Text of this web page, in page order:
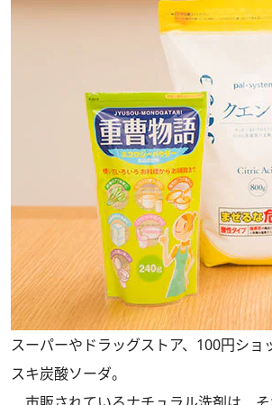
スーパーやドラッグストア、100円シ
スキ炭酸ソーダ。